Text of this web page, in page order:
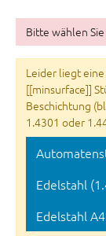
Bitte wählen
Leider liegt
[[minsurface]]
Beschichtung
1.4301 oder
Edelstahl
Edelstahl